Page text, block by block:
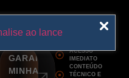
GARANTIR
MINHA
ACESSO
IMEDIATO
CONTEÚDO
TÉCNICO E